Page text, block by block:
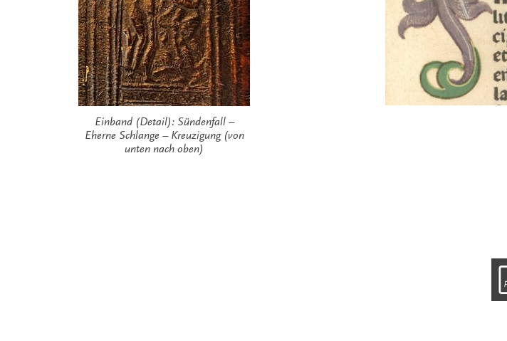
Einband (Detail): Sündenfall –
Eherne Schlange – Kreuzigung (von
unten nach oben)